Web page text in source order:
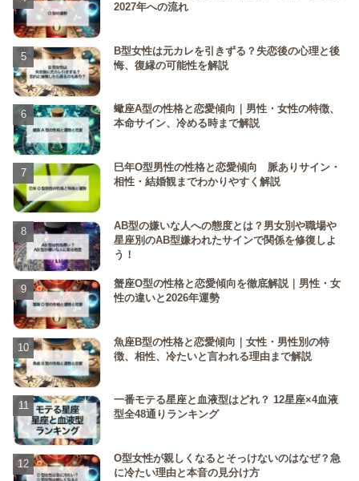
2027年への流れ
B型女性は元カレを引きずる？失恋後の心理と後
悔、復縁の可能性を解説
蠍座A型の性格と恋愛傾向｜男性・女性の特徴、
本命サイン、冷める時まで解説
巳年O型男性の性格と恋愛傾向 脈ありサイン・
相性・結婚観までわかりやすく解説
AB型の嫌いな人への態度とは？男女別や職場や
星座別のAB型嫌われたサインで関係を修復しよ
う！
蟹座O型の性格と恋愛傾向を徹底解説｜男性・女
性の違いと2026年運勢
魚座B型の性格と恋愛傾向｜女性・男性別の特
徴、相性、冷たいと言われる理由まで解説
一番モテる星座と血液型はどれ？ 12星座×4血液
型全48通りランキング
O型女性が親しくなるとそっけないのはなぜ？急
に冷たい理由と本音の見分け方